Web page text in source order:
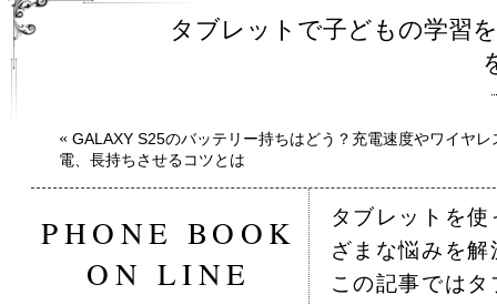
タブレットで子どもの学習
« GALAXY S25のバッテリー持ちはどう？充電速度やワイヤレ
電、長持ちさせるコツとは
タブレットを
ざまな悩みを
この記事では
PHONE BOOK
ON LINE